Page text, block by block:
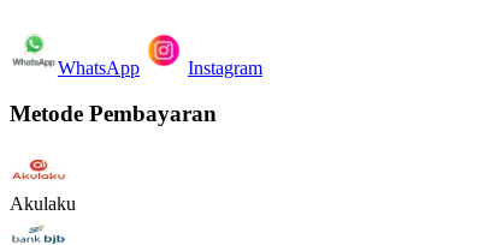
WhatsApp Instagram
Metode Pembayaran
Akulaku